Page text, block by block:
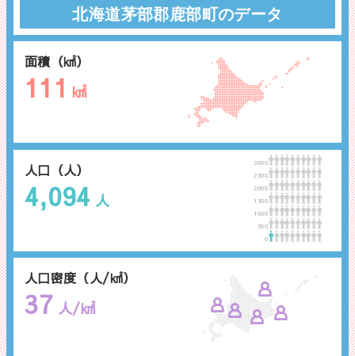
面積（㎢）
111 ㎢
人口密度（人/㎢）
37 人/㎢
北海道茅部郡鹿部町のデータ
人口（人）
4,094 人
3000
2500
2000
1500
1000
500
0